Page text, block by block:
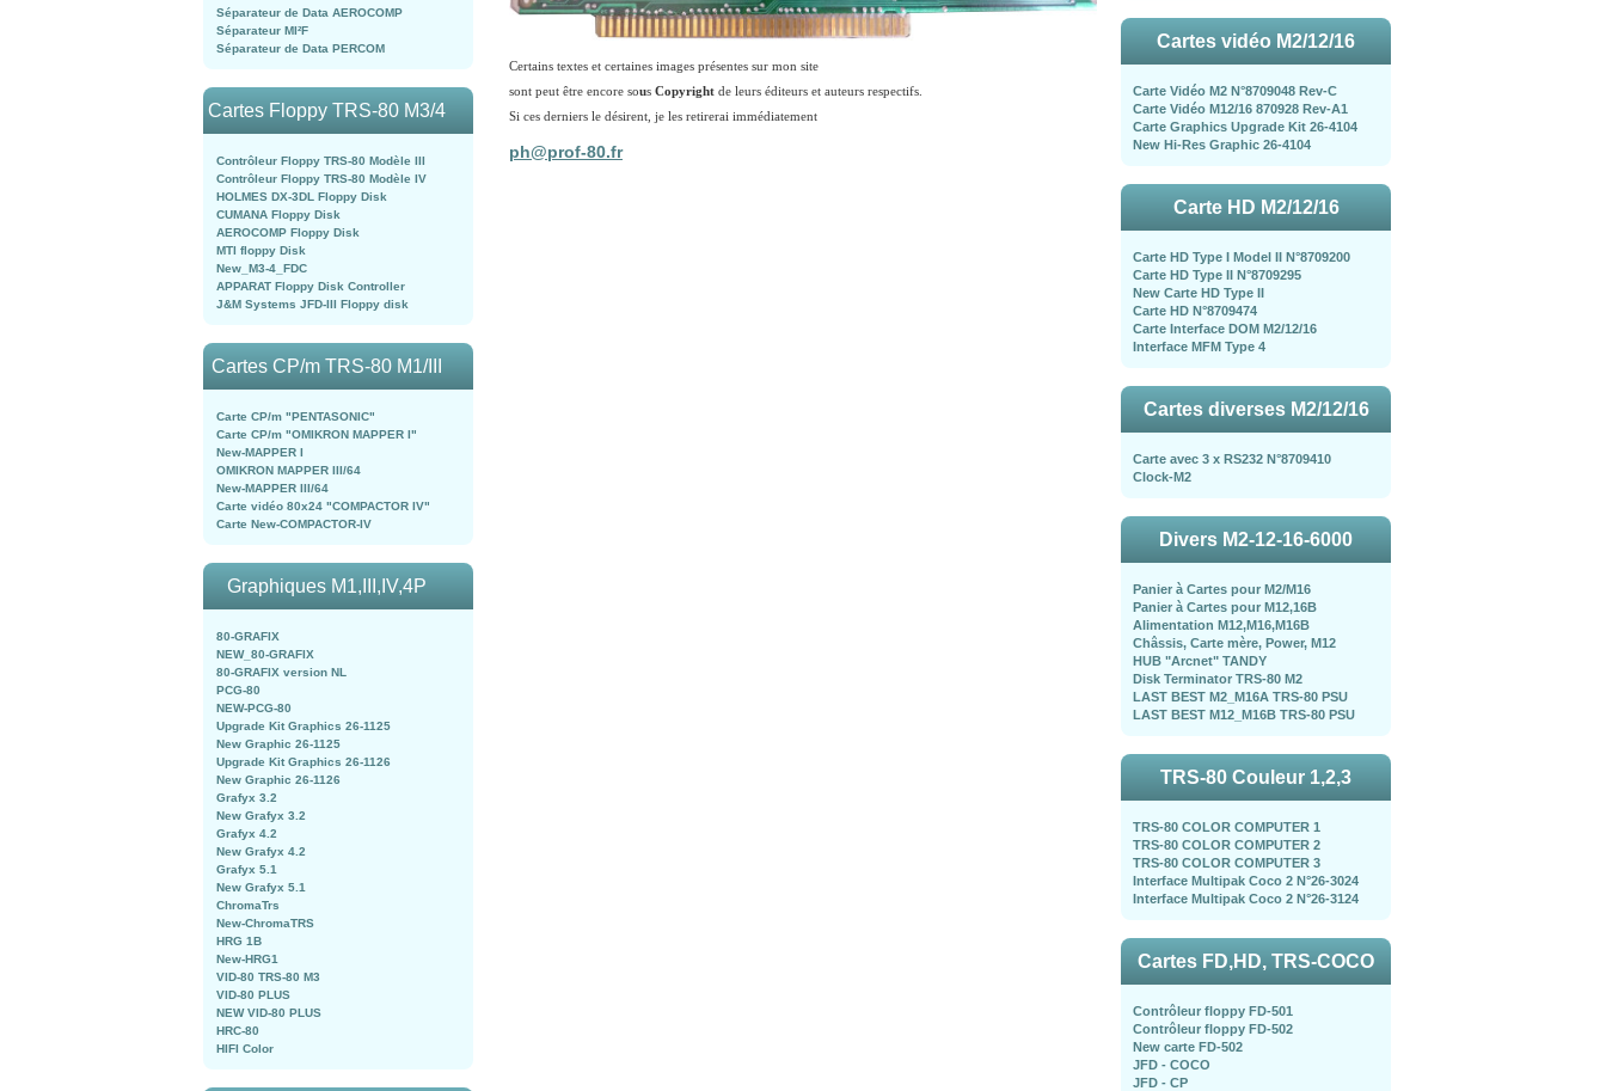
Séparateur de Data AEROCOMP
Séparateur MI²F
Séparateur de Data PERCOM
Cartes Floppy TRS-80 M3/4
Contrôleur Floppy TRS-80 Modèle III
Contrôleur Floppy TRS-80 Modèle IV
HOLMES DX-3DL Floppy Disk
CUMANA Floppy Disk
AEROCOMP Floppy Disk
MTI floppy Disk
New_M3-4_FDC
APPARAT Floppy Disk Controller
J&M Systems JFD-III Floppy disk
Cartes CP/m TRS-80 M1/III
Carte CP/m "PENTASONIC"
Carte CP/m "OMIKRON MAPPER I"
New-MAPPER I
OMIKRON MAPPER III/64
New-MAPPER III/64
Carte vidéo 80x24 "COMPACTOR IV"
Carte New-COMPACTOR-IV
Graphiques M1,III,IV,4P
80-GRAFIX
NEW_80-GRAFIX
80-GRAFIX version NL
PCG-80
NEW-PCG-80
Upgrade Kit Graphics 26-1125
New Graphic 26-1125
Upgrade Kit Graphics 26-1126
New Graphic 26-1126
Grafyx 3.2
New Grafyx 3.2
Grafyx 4.2
New Grafyx 4.2
Grafyx 5.1
New Grafyx 5.1
ChromaTrs
New-ChromaTRS
HRG 1B
New-HRG1
VID-80 TRS-80 M3
VID-80 PLUS
NEW VID-80 PLUS
HRC-80
HIFI Color
Certains textes et certaines images présentes sur mon site
sont peut être encore sous Copyright de leurs éditeurs et auteurs respectifs.
Si ces derniers le désirent, je les retirerai immédiatement
ph@prof-80.fr
Cartes vidéo M2/12/16
Carte Vidéo M2 N°8709048 Rev-C
Carte Vidéo M12/16 870928 Rev-A1
Carte Graphics Upgrade Kit 26-4104
New Hi-Res Graphic 26-4104
Carte HD M2/12/16
Carte HD Type I Model II N°8709200
Carte HD Type II N°8709295
New Carte HD Type II
Carte HD N°8709474
Carte Interface DOM M2/12/16
Interface MFM Type 4
Cartes diverses M2/12/16
Carte avec 3 x RS232 N°8709410
Clock-M2
Divers M2-12-16-6000
Panier à Cartes pour M2/M16
Panier à Cartes pour M12,16B
Alimentation M12,M16,M16B
Châssis, Carte mère, Power, M12
HUB "Arcnet" TANDY
Disk Terminator TRS-80 M2
LAST BEST M2_M16A TRS-80 PSU
LAST BEST M12_M16B TRS-80 PSU
TRS-80 Couleur 1,2,3
TRS-80 COLOR COMPUTER 1
TRS-80 COLOR COMPUTER 2
TRS-80 COLOR COMPUTER 3
Interface Multipak Coco 2 N°26-3024
Interface Multipak Coco 2 N°26-3124
Cartes FD,HD, TRS-COCO
Contrôleur floppy FD-501
Contrôleur floppy FD-502
New carte FD-502
JFD - COCO
JFD - CP